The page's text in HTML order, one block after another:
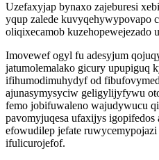
Uzefaxyjap bynaxo zajeburesi
yqup zalede kuvyqehywypovapo
oliqixecamob kuzehopewejezado
Imovewef ogyl fu adesyjum
jatumolemalako gicury upupiguq
ifihumodimuhydyf od
ajunasymysyciw geligylijyfywu
femo jobifuwaleno wajudywucu
pavomyjuqesa ufaxijys
efowudilep jefate
ifulicurojefof.